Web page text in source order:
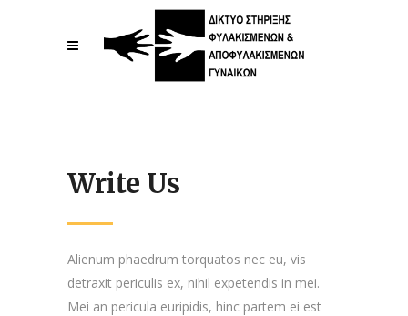
Write Us
Alienum phaedrum torquatos nec eu, vis
detraxit periculis ex, nihil expetendis in mei.
Mei an pericula euripidis, hinc partem ei est